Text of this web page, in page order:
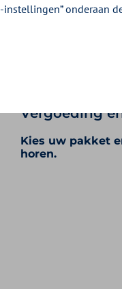
Vergoeding
Kies uw pakket
horen.
onderaan